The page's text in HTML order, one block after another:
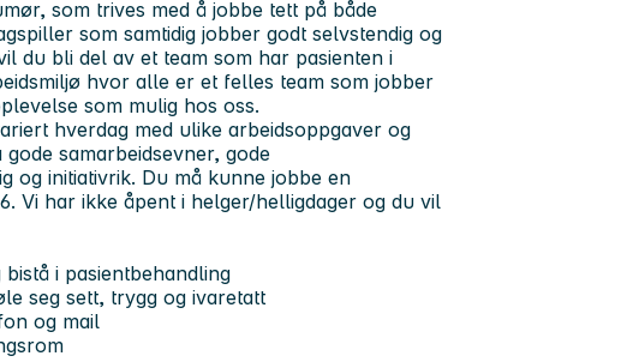
som trives med å jobbe tett på både
som samtidig jobber godt selvstendig og
du bli del av et team som har pasienten i
hvor alle er et felles team som jobber
som mulig hos oss.
hverdag med ulike arbeidsoppgaver og
samarbeidsevner, gode
og initiativrik. Du må kunne jobbe en
Vi har ikke åpent i helger/helligdager og du vil
i pasientbehandling
seg sett, trygg og ivaretatt
og mail